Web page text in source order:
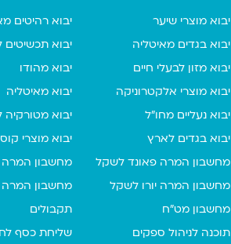
יבוא מוצרי שיער
יבוא רהיטים
יבוא בגדים מאיטליה
יבוא תכשיטים
יבוא מזון לבעלי חיים
יבוא מהודו
יבוא מוצרי אלקטרוניקה
יבוא מאיטליה
יבוא נעליים מחו"ל
יבוא מטורקיה
יבוא בגדים לארץ
יבוא מוצרי
מחשבון המרה פאונד לשקל
מחשבון המרה
מחשבון המרה יורו לשקל
מחשבון
מחשבון מט"ח
תקבולים
תוכנה לניהול ספקים
שליחת כסף